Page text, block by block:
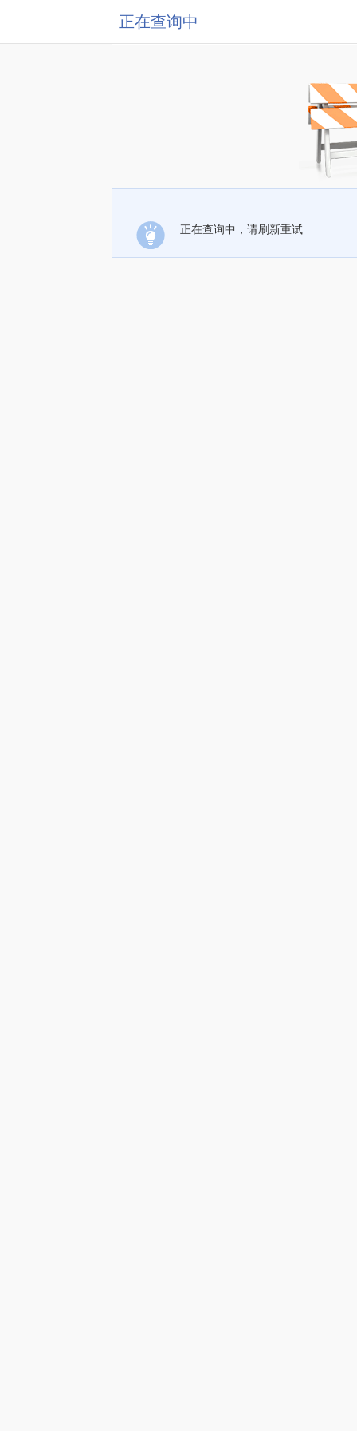
正在查询中
正在查询中，请刷新重试